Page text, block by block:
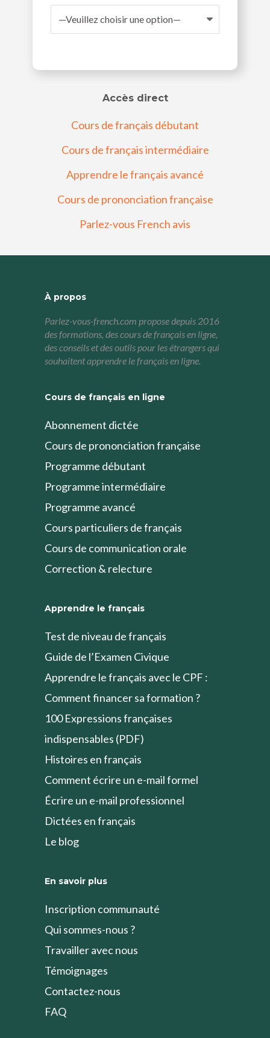
Accès direct
Cours de français débutant
Cours de français intermédiaire
Apprendre le français avancé
Cours de prononciation française
Parlez-vous French avis
À propos
Parlez-vous-french.com propose depuis 2016
des formations, des cours de français en ligne,
des conseils et des outils pour les étrangers qui
souhaitent apprendre le français en ligne.
Cours de français en ligne
Abonnement dictée
Cours de prononciation française
Programme débutant
Programme intermédiaire
Programme avancé
Cours particuliers de français
Cours de communication orale
Correction & relecture
Apprendre le français
Test de niveau de français
Guide de l’Examen Civique
Apprendre le français avec le CPF :
Comment financer sa formation ?
100 Expressions françaises
indispensables (PDF)
Histoires en français
Comment écrire un e-mail formel
Écrire un e-mail professionnel
Dictées en français
Le blog
En savoir plus
Inscription communauté
Qui sommes-nous ?
Travailler avec nous
Témoignages
Contactez-nous
FAQ